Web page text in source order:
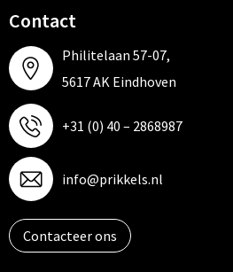
Contact
Philitelaan 57-07,
5617 AK Eindhoven
+31 (0) 40 – 2868987
info@prikkels.nl
Contacteer ons